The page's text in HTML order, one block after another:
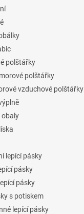
polštářky
polštářky
vzduchové polštářky
obaly
lepící pásky
pásky
pásky
s potiskem
lepící pásky